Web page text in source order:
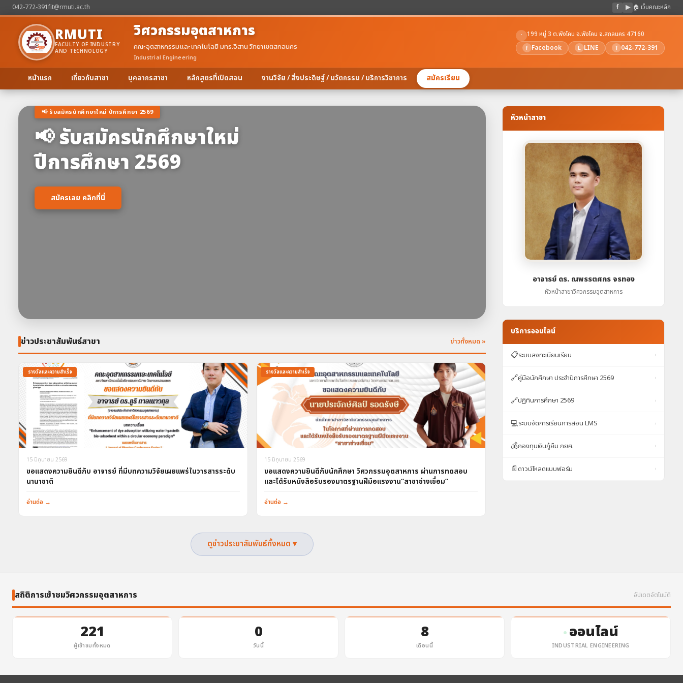
042-772-391fit@rmuti.ac.th f ▶ 🏠 เว็บคณะหลัก
RMUTI
FACULTY OF INDUSTRY
AND TECHNOLOGY
วิศวกรรมอุตสาหการ
คณะอุตสาหกรรมและเทคโนโลยี มทร.อีสาน วิทยาเขตสกลนคร
Industrial Engineering
· 199 หมู่ 3 ต.พังโคน อ.พังโคน จ.สกลนคร 47160
f Facebook L LINE T 042-772-391
หน้าแรก เกี่ยวกับสาขา บุคลากรสาขา หลักสูตรที่เปิดสอน งานวิจัย / สิ่งประดิษฐ์ / นวัตกรรม / บริการวิชาการ สมัครเรียน
📢 รับสมัครนักศึกษาใหม่ ปีการศึกษา 2569
📢 รับสมัครนักศึกษาใหม่
ปีการศึกษา 2569
สมัครเลย คลิกที่นี่
ข่าวประชาสัมพันธ์สาขา ข่าวทั้งหมด »
รางวัลและความสำเร็จ
15 มิถุนายน 2569
ขอแสดงความยินดีกับ อาจารย์ ที่มีบทความวิจัยเผยแพร่ในวารสารระดับ
นานาชาติ
อ่านต่อ →
รางวัลและความสำเร็จ
15 มิถุนายน 2569
ขอแสดงความยินดีกับนักศึกษา วิศวกรรมอุตสาหการ ผ่านการทดสอบ
และได้รับหนังสือรับรองมาตรฐานฝีมือแรงงาน“สาขาช่างเชื่อม”
อ่านต่อ →
ดูข่าวประชาสัมพันธ์ทั้งหมด ▾
หัวหน้าสาขา
อาจารย์ ดร. ณพรรตศกร จรทอง
หัวหน้าสาขาวิศวกรรมอุตสาหการ
บริการออนไลน์
📋ระบบลงทะเบียนเรียน ›
🔗คู่มือนักศึกษา ประจำปีการศึกษา 2569 ›
🔗ปฏิทินการศึกษา 2569 ›
💻ระบบจัดการเรียนการสอน LMS ›
💰กองทุนเงินกู้ยืม กยศ. ›
📄ดาวน์โหลดแบบฟอร์ม ›
สถิติการเข้าชมวิศวกรรมอุตสาหการ อัปเดตอัตโนมัติ
221
ผู้เข้าชมทั้งหมด
0
วันนี้
8
เดือนนี้
ออนไลน์
INDUSTRIAL ENGINEERING